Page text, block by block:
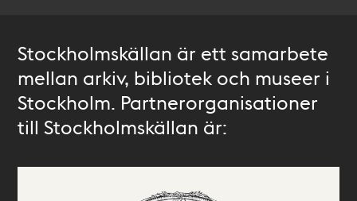
Stockholmskällan är ett samarbete
mellan arkiv, bibliotek och museer i
Stockholm. Partnerorganisationer
till Stockholmskällan är: